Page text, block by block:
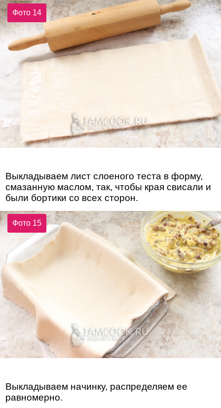
Фото 14
Выкладываем лист слоеного теста в форму,
смазанную маслом, так, чтобы края свисали и
были бортики со всех сторон.
Фото 15
Выкладываем начинку, распределяем ее
равномерно.